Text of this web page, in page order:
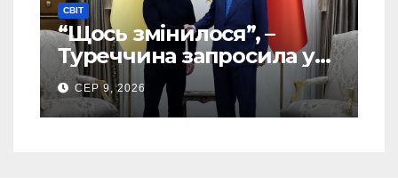
СВІТ
“Щось змінилося”, –
Туреччина запросила у
США дозвіл передати
Україні ATACMS та M270
СЕР 9, 2026